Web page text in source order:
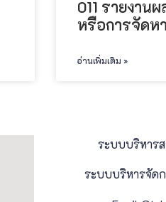
011 รายงาน
หรือการจัดห
อ่านเพิ่มเติม »
ระบบบริหาร
ระบบบริหารจัดก